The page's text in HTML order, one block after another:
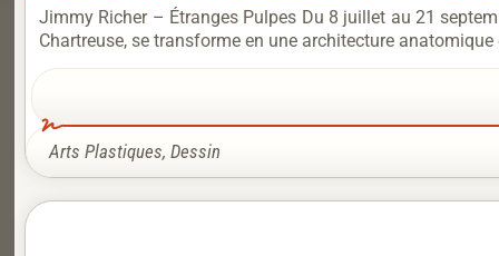
Jimmy Richer – Étranges Pulpes Du 8 juillet au 21
Chartreuse, se transforme en une architecture
Arts Plastiques, Dessin